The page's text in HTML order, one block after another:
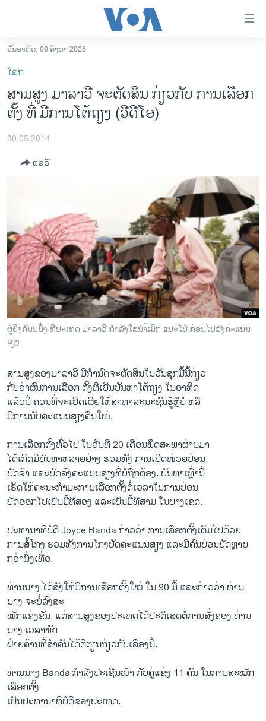
ເຂົ້າ
ຫາ
ຂ້າມ
ຂ້າມ
ຫາ
ອາເມຣິກາ
ການເລືອກຕັ້ງ ປະທານາທີບໍດີ ສະຫະລັດ 2024
ຂ່າວ​ຈີນ
ໂລກ
ອິດສະຫຼະພາບດ້ານການຂ່າວ
ຊີວິດຊາວລາວ
ຊຸມຊົນຊາວລາວ
ວິທະຍາສາດ-ເທັກໂນໂລຈີ
ທຸລະກິດ
ພາສາອັງກິດ
ວີດີໂອ
ລາຍການກະຈາຍສຽງ
ລາຍງານ
ຕິດຕາມພວກເຮົາ ທີ່
ພາສາຕ່າງໆ
ວັນອາທິດ, 09 ສິງຫາ 2026
ໂລກ
ສານສູງ ມາລາວີ ຈະຕັດສິນ ກ່ຽວກັບ ການເລືອກ
ຕັ້ງ ທີ່ ມີການໂຕ້ຖຽງ (ວີດີໂອ)
30,05,2014
ແຊຣ໌
ຜູ້ຍິງຄົນນນຶ່ງ ທີ່ປະເທດ ມາລາວີ ກຳລັງໃສ່ນຳ້ເມິກ ແປະໂປ້ ກ່ອນໄປລົງຄະແນນ
ສຽງ
ສານ​ສູງ​ຂອງມາລາ​ວີ ມີກຳນົດຈະຕັດສິນ​ໃນ​ວັນ​ສຸກ​ມື້​ນີ້​ກ່ຽວ
ກັບວ່າຜົນການເລືອກ ຕັ້ງທີ່ເປັນບັນຫາໂຕ້​ຖຽງ ໃນອາທິດ​
ແລ້ວ​ນີ້ ຄວນ​ທີ່​ຈະ​ເປີດ​ເຜີຍ​ໃຫ້ສາທາລະນະ​ຊົນຮູ້ຫຼືບໍ່ ຫລື​
ມີ​ການ​ນັບຄະແນນສຽງ​ຄືນ​ໃໝ່.
ການ​ເລືອກ​ຕັ້ງ​ທົ່ວ​ໄປ ​ໃນ​ວັນ​ທີ 20 ​ເດືອນ​ພຶດສະພາຜ່ານມາ
​ໄດ້​ເກີດ​ມີ​ບັນຫາ​ຫລາຍ​ຢ່າງ ​ຮວມ​ທັງ ການ​ເປີດ​ໜ່ວຍ​ປ່ອນ
​ບັດ​ຊ້າ ​ແລະ​ບັດ​ລົງ​ຄະ​ແນນ​ສຽງ​ທີ່​ບໍ່​ຖືກຕ້ອງ. ບັນຫາ​ເຫຼົ່າ​ນີ້​
ເຮັດ​ໃຫ້ຄະນະ​ກຳມະການເລືອກຕັ້ງຕໍ່ເວລາໃນການ​ປ່ອນ ​
ບັດອອກໄປ​ເປັນ​ມື້​ທີ​ສອງ ​ແລະເປັນ​ມື້​ທີ​ສາ​ມ​ ໃນ​ບາງ​ເຂດ.
ປະ​ທາ​ນາ​ທິບໍດີ Joyce Banda ກ່າວ​ວ່າ ການ​ເລືອກ​ຕັ້ງ​ເຕັມ​ໄປ​ດ້ວຍ
ການ​ສໍ້​ໂກງ ຮວມ​ທັງການ​ໂກງບັດຄະແນນສຽງ ​ແລະ​ມີ​ຄົນ​ປ່ອນ​ບັດ​ຫຼາຍ​
ກວ່າ​ນຶ່ງ​ເທື່ອ.
ທ່ານ​ນາງ ​ໄດ້​ສັ່ງ​ໃຫ້​ມີ​ການ​ເລືອກ​ຕັ້ງ​ໃໝ່ ​ໃນ 90 ມື້ ​ແລະ​ກ່າວ​ວ່າ ທ່ານ​
ນາງ ຈະ​ບໍ່​ລົງສະ
ໝັກແຂ່ງຂັນ. ​ແຕ່​ສານ​ສູງຂອງປະເທດ​ໄດ້ປະຕິ​ເ​ສດ​ຕໍ່ການສັ່ງຂອງ ​ທ່ານ
ນາງ ເວລາພັກ
ຝ່າຍ​ຄ້ານ​ທີ່​ສຳຄັນ​ໄດ້​ຕິຕຽນກ່ຽວກັບເລື່ອງນີ້.
ທ່ານ​ນາງ Banda ກຳລັງ​ປະ​ເຊີນໜ້າ ກັບຄູ່ແຂ່ງ 11 ຄົນ ​ໃນການສະໝັກ ​
ເລືອກ​ຕັ້ງ
ເປັນປະທານາທິບໍດີຂອງປະເທດ.